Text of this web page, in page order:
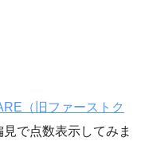
（旧ファーストク
見で点数表示してみま